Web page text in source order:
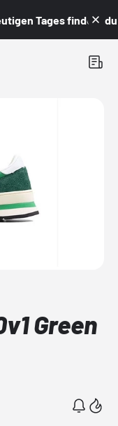
Tages findest du
Green